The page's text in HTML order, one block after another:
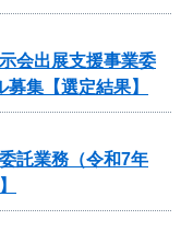
会出展支援事業委
集【選定結果】
託業務（令和7年